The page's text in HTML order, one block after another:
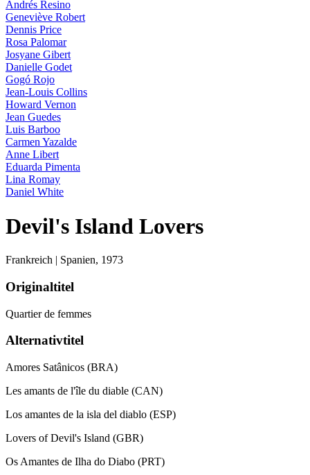
Andrés Resino
Geneviève Robert
Dennis Price
Rosa Palomar
Josyane Gibert
Danielle Godet
Gogó Rojo
Jean-Louis Collins
Howard Vernon
Jean Guedes
Luis Barboo
Carmen Yazalde
Anne Libert
Eduarda Pimenta
Lina Romay
Daniel White
Devil's Island Lovers
Frankreich | Spanien, 1973
Originaltitel
Quartier de femmes
Alternativtitel
Amores Satânicos (BRA)
Les amants de l'île du diable (CAN)
Los amantes de la isla del diablo (ESP)
Lovers of Devil's Island (GBR)
Os Amantes de Ilha do Diabo (PRT)